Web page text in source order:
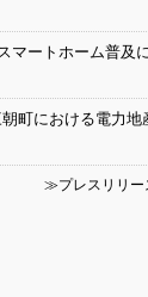
マートホーム普及
町における電力地
≫プレスリリー